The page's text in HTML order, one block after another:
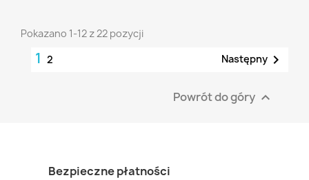
Pokazano 1-12 z 22 pozycji
1 2 Następny 
Powrót do góry 
Bezpieczne płatności